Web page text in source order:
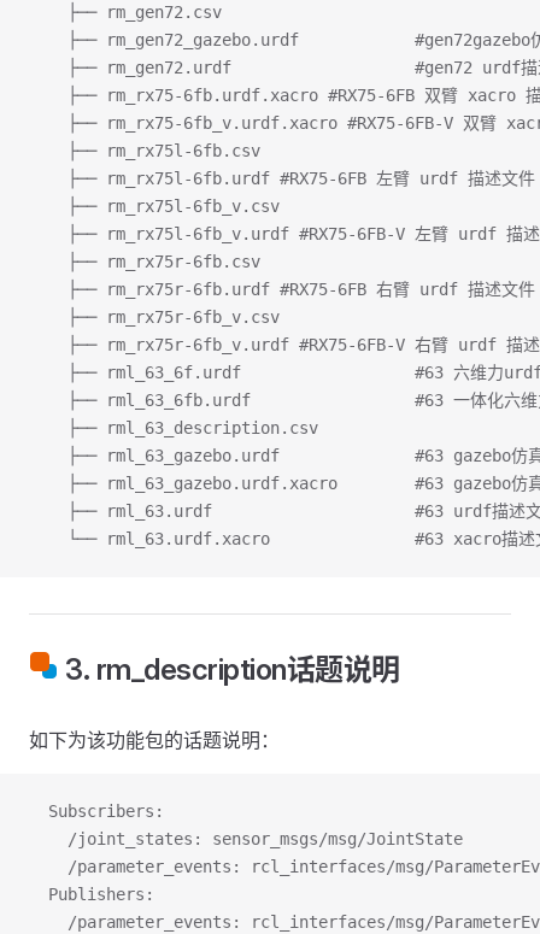
    ├── rm_gen72.csv
├── rm_gen72_gazebo.urdf            #gen72gazebo
├── rm_gen72.urdf                   #gen72 urdf描
├── rm_rx75-6fb.urdf.xacro #RX75-6FB 双臂 xacro
├── rm_rx75-6fb_v.urdf.xacro #RX75-6FB-V 双臂
    ├── rm_rx75l-6fb.csv
    ├── rm_rx75l-6fb.urdf #RX75-6FB 左臂 urdf 描述文件
    ├── rm_rx75l-6fb_v.csv
├── rm_rx75l-6fb_v.urdf #RX75-6FB-V 左臂 urdf 描述
    ├── rm_rx75r-6fb.csv
    ├── rm_rx75r-6fb.urdf #RX75-6FB 右臂 urdf 描述文件
    ├── rm_rx75r-6fb_v.csv
├── rm_rx75r-6fb_v.urdf #RX75-6FB-V 右臂 urdf 描述
├── rml_63_6f.urdf                  #63 六维力urdf
├── rml_63_6fb.urdf                 #63 一体化六
    ├── rml_63_description.csv
├── rml_63_gazebo.urdf              #63 gazebo仿
├── rml_63_gazebo.urdf.xacro        #63 gazebo仿
├── rml_63.urdf                     #63 urdf描述
└── rml_63.urdf.xacro               #63 xacro描述
3. rm_description话题说明
如下为该功能包的话题说明：
  Subscribers:
    /joint_states: sensor_msgs/msg/JointState
/parameter_events: rcl_interfaces/msg/
  Publishers:
/parameter_events: rcl_interfaces/msg/